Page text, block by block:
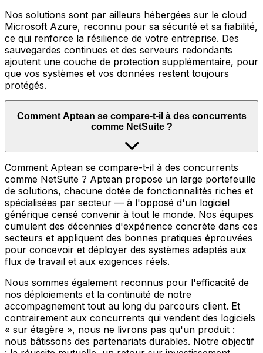
Nos solutions sont par ailleurs hébergées sur le cloud
Microsoft Azure, reconnu pour sa sécurité et sa fiabilité,
ce qui renforce la résilience de votre entreprise. Des
sauvegardes continues et des serveurs redondants
ajoutent une couche de protection supplémentaire, pour
que vos systèmes et vos données restent toujours
protégés.
Comment Aptean se compare-t-il à des concurrents
comme NetSuite ?
Comment Aptean se compare-t-il à des concurrents
comme NetSuite ? Aptean propose un large portefeuille
de solutions, chacune dotée de fonctionnalités riches et
spécialisées par secteur — à l'opposé d'un logiciel
générique censé convenir à tout le monde. Nos équipes
cumulent des décennies d'expérience concrète dans ces
secteurs et appliquent des bonnes pratiques éprouvées
pour concevoir et déployer des systèmes adaptés aux
flux de travail et aux exigences réels.
Nous sommes également reconnus pour l'efficacité de
nos déploiements et la continuité de notre
accompagnement tout au long du parcours client. Et
contrairement aux concurrents qui vendent des logiciels
« sur étagère », nous ne livrons pas qu'un produit :
nous bâtissons des partenariats durables. Notre objectif